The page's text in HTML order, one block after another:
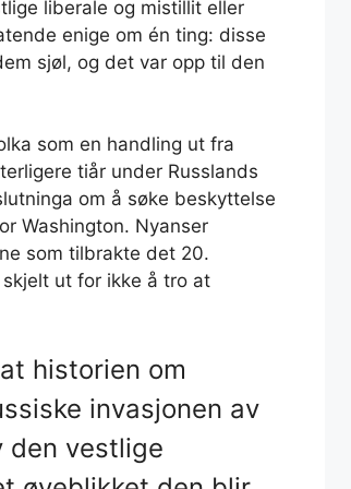
liberale og mistillit eller
enige om én ting: disse
sjøl, og det var opp til den
som en handling ut fra
tiår under Russlands
om å søke beskyttelse
Washington. Nyanser
som tilbrakte det 20.
ut for ikke å tro at
historien om
invasjonen av
den vestlige